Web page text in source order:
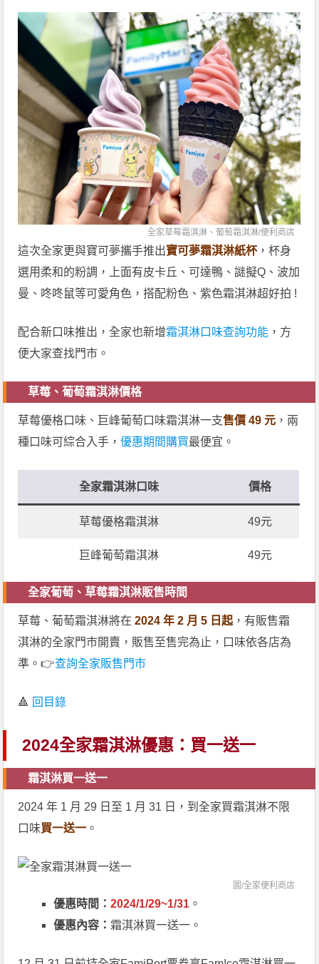
全家草莓霜淇淋、葡萄霜淇淋/便利商店
這次全家更與寶可夢攜手推出寶可夢霜淇淋紙杯，杯身
選用柔和的粉調，上面有皮卡丘、可達鴨、謎擬Q、波加
曼、咚咚鼠等可愛角色，搭配粉色、紫色霜淇淋超好拍 !
配合新口味推出，全家也新增霜淇淋口味查詢功能 ，方
便大家查找門市。
草莓、葡萄霜淇淋價格
草莓優格口味、巨峰葡萄口味霜淇淋一支售價 49 元 ，兩
種口味可綜合入手，優惠期間購買最便宜。
全家霜淇淋口味 價格
草莓優格霜淇淋 49元
巨峰葡萄霜淇淋 49元
全家葡萄、草莓霜淇淋販售時間
草莓、葡萄霜淇淋將在 2024 年 2 月 5 日起 ，有販售霜
淇淋的全家門市開賣，販售至售完為止，口味依各店為
準。👉查詢全家販售門市
🔺 回目錄
2024全家霜淇淋優惠：買一送一
霜淇淋買一送一
2024 年 1 月 29 日至 1 月 31 日，到全家買霜淇淋不限
口味買一送一 。
圖/全家便利商店
優惠時間：2024/1/29~1/31 。
優惠內容： 霜淇淋買一送一。